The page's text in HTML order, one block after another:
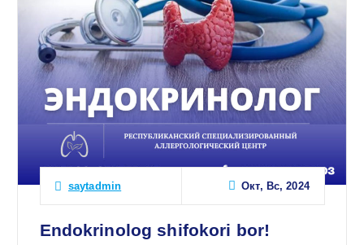
saytadmin Окт, Вс, 2024
Endokrinolog shifokori bor!